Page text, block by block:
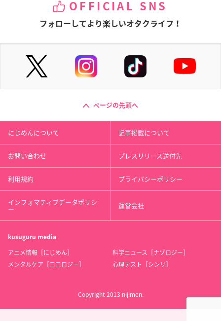
OFFICIAL SNS
フォローしてより楽しいオタクライフ！
ページの先頭へ
にじめんについて 記事掲載について
お問い合わせ プレスリリース送付先
利用規約 プライバシーポリシー
インフォマティブデータポリシ
ー 運営会社
kusuguru media
アニメ情報［にじめん］
科学ニュース［ナゾロジー］
メンタルケア［ココロジー］
心理テスト［シンリ］
Copyright 2013 nijimen.